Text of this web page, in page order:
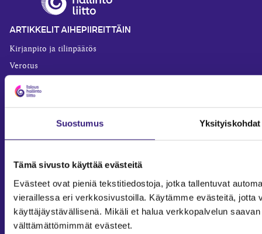
Suostumus Yksityiskohdat
Tämä sivusto käyttää evästeitä
Evästeet ovat pieniä tekstitiedostoja, jotka tallentuvat
vieraillessa eri verkkosivustoilla. Käytämme evästeitä, jotta
käyttäjäystävällisenä. Mikäli et halua verkkopalvelun
välttämättömimmät evästeet.
ARTIKKELIT AIHEPIIREITTÄIN
Kirjanpito ja tilinpäätös
Verotus
Yritysjuridiikka
Palkkahallinto
Sisäinen laskenta
Liiketoiminta
Julkishallinto
Yritysvastuu